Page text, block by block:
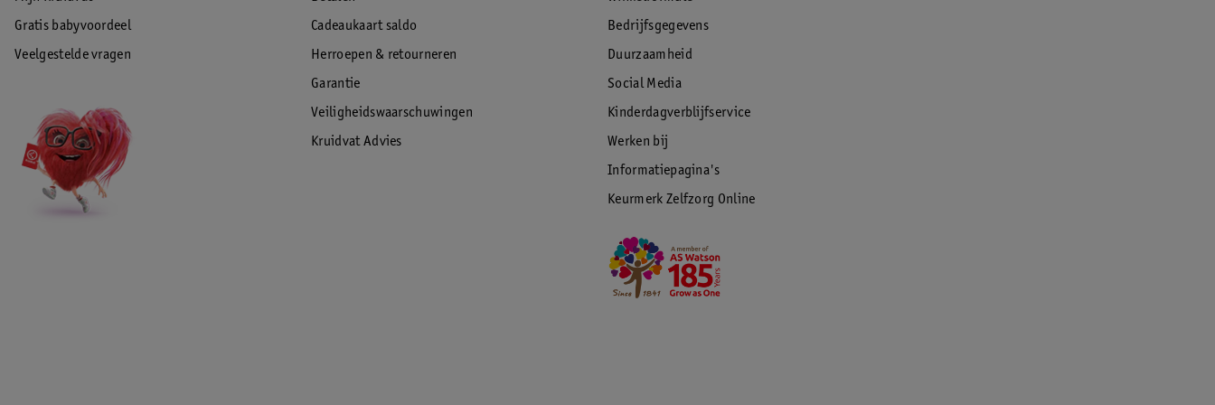
Gratis babyvoordeel
Veelgestelde vragen
Cadeaukaart saldo
Herroepen & retourneren
Garantie
Veiligheidswaarschuwingen
Kruidvat Advies
Bedrijfsgegevens
Duurzaamheid
Social Media
Kinderdagverblijfservice
Werken bij
Informatiepagina's
Keurmerk Zelfzorg Online